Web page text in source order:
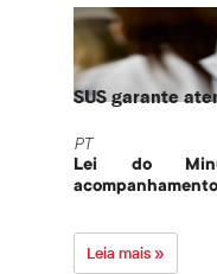
SUS garante
PT
Lei do
Leia mais »